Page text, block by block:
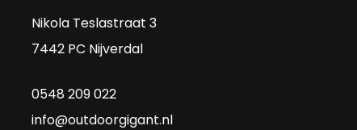
Nikola Teslastraat 3
7442 PC Nijverdal
0548 209 022
info@outdoorgigant.nl